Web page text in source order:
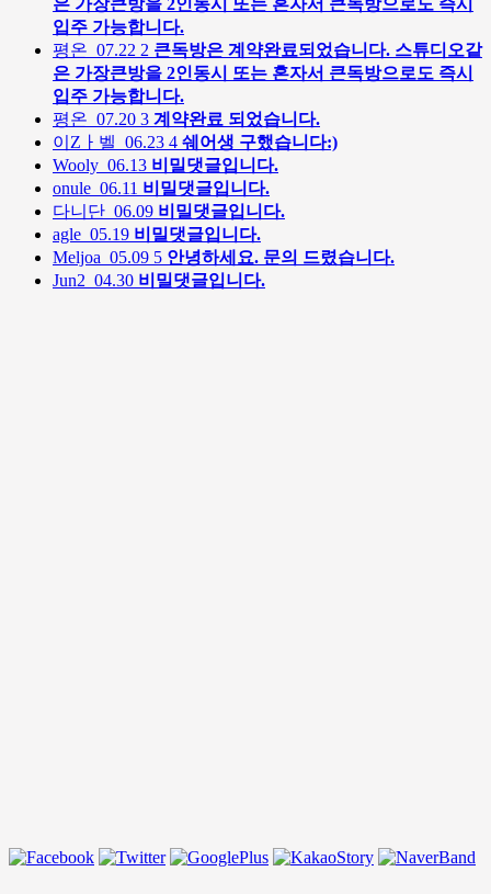
입주 가능합니다.
평온 07.22 2 큰독방은 계약완료되었습니다. 스튜디오같
은 가장큰방을 2인동시 또는 혼자서 큰독방으로도 즉시
입주 가능합니다.
평온 07.20 3 계약완료 되었습니다.
이Zㅏ벨 06.23 4 쉐어생 구했습니다:)
Wooly 06.13 비밀댓글입니다.
onule 06.11 비밀댓글입니다.
다니단 06.09 비밀댓글입니다.
agle 05.19 비밀댓글입니다.
Meljoa 05.09 5 안녕하세요. 문의 드렸습니다.
Jun2 04.30 비밀댓글입니다.